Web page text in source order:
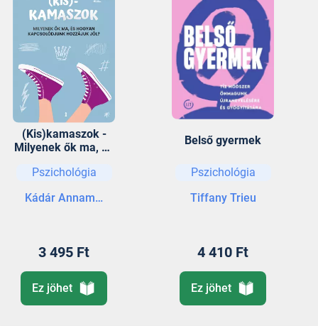
(Kis)kamaszok -
Milyenek ők ma, és
kapcsolódjunk
Pszichológia
Kádár Annamária
3 495 Ft
Ez jöhet
Belső gyermek
Pszichológia
Tiffany Trieu
4 410 Ft
Ez jöhet